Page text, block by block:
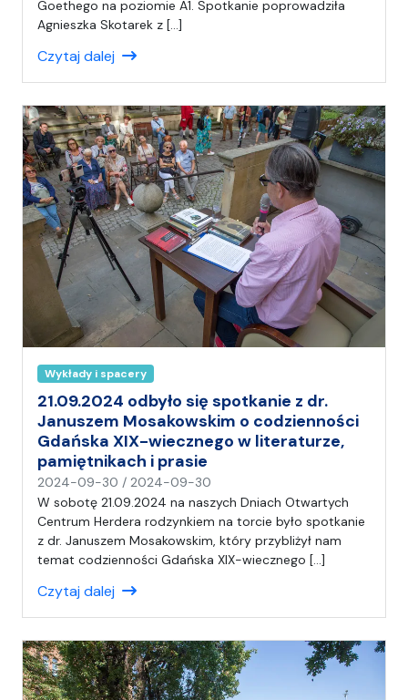
(
)
A
n
i
a
Goethego na poziomie A1. Spotkanie poprowadziła
Agnieszka Skotarek z […]
Czytaj dalej
Wykłady i spacery
21.09.2024 odbyło się spotkanie z dr.
Januszem Mosakowskim o codzienności
Gdańska XIX-wiecznego w literaturze,
pamiętnikach i prasie
2024-09-30 / 2024-09-30
a
p
i
s
(
)
A
n
W sobotę 21.09.2024 na naszych Dniach Otwartych
Centrum Herdera rodzynkiem na torcie było spotkanie
z dr. Januszem Mosakowskim, który przybliżył nam
temat codzienności Gdańska XIX-wiecznego […]
Czytaj dalej